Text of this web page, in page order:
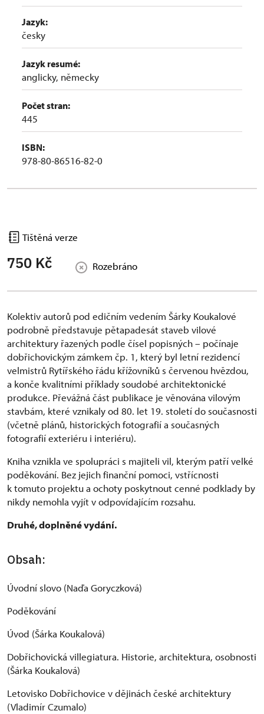
Jazyk:
česky
Jazyk resumé:
anglicky, německy
Počet stran:
445
ISBN:
978-80-86516-82-0
Tištěná verze
750 Kč Rozebráno
Kolektiv autorů pod edičním vedením Šárky Koukalové
podrobně představuje pětapadesát staveb vilové
architektury řazených podle čísel popisných – počínaje
dobřichovickým zámkem čp. 1, který byl letní rezidencí
velmistrů Rytířského řádu křížovníků s červenou hvězdou,
a konče kvalitními příklady soudobé architektonické
produkce. Převážná část publikace je věnována vilovým
stavbám, které vznikaly od 80. let 19. století do současnosti
(včetně plánů, historických fotografií a současných
fotografií exteriéru i interiéru).
Kniha vznikla ve spolupráci s majiteli vil, kterým patří velké
poděkování. Bez jejich finanční pomoci, vstřícnosti
k tomuto projektu a ochoty poskytnout cenné podklady by
nikdy nemohla vyjít v odpovídajícím rozsahu.
Druhé, doplněné vydání.
Obsah:
Úvodní slovo (Naďa Goryczková)
Poděkování
Úvod (Šárka Koukalová)
Dobřichovická villegiatura. Historie, architektura, osobnosti
(Šárka Koukalová)
Letovisko Dobřichovice v dějinách české architektury
(Vladimír Czumalo)